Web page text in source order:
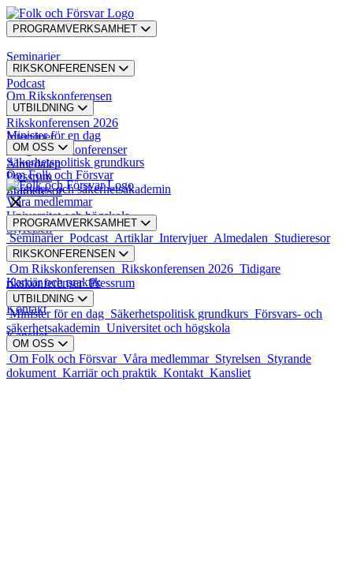
PROGRAMVERKSAMHET
Seminarier
Podcast
Artiklar
Intervjuer
Almedalen
Studieresor
RIKSKONFERENSEN
Om Rikskonferensen
Rikskonferensen 2026
Tidigare rikskonferenser
Pressrum
UTBILDNING
Minister för en dag
Säkerhetspolitisk grundkurs
Försvars- och säkerhetsakademin
Universitet och högskola
OM OSS
Om Folk och Försvar
Våra medlemmar
Styrelsen
Styrande dokument
Karriär och praktik
Kontakt
Kansliet
PROGRAMVERKSAMHET
Seminarier Podcast Artiklar Intervjuer Almedalen Studieresor
RIKSKONFERENSEN
Om Rikskonferensen Rikskonferensen 2026 Tidigare
rikskonferenserPressrum
UTBILDNING
Minister för en dag Säkerhetspolitisk grundkurs Försvars- och
säkerhetsakademin Universitet och högskola
OM OSS
Om Folk och Försvar Våra medlemmar Styrelsen Styrande
dokument Karriär och praktik Kontakt Kansliet